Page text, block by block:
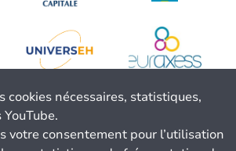
cookies nécessaires, statistiques,
votre consentement pour l’utilisation